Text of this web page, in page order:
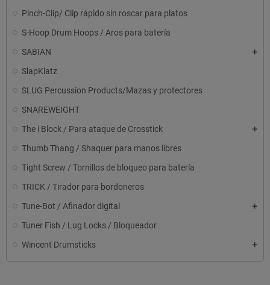
Pinch-Clip/ Clip rápido sin roscar para platos
S-Hoop Drum Hoops / Aros para batería
SABIAN
SlapKlatz
SLUG Percussion Products/Mazas y protectores
SNAREWEIGHT
The i Block / Para ataque de Crosstick
Thumb Thang / Shaquer para manos libres
Tight Screw / Tornillos de bloqueo para batería
TRICK / Tirador para bordoneros
Tune-Bot / Afinador digital
Tuner Fish / Lug Locks / Bloqueador
Wincent Drumsticks